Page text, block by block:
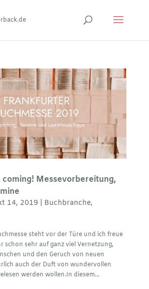
coming! Messevorbereitung,
14, 2019 Buchbranche,
steht vor der Türe und ich freue
schon sehr auf ganz viel Vernetzung,
und den Geruch von neuen
auch der Duft von wundervollen
werden wollen.In diesem...